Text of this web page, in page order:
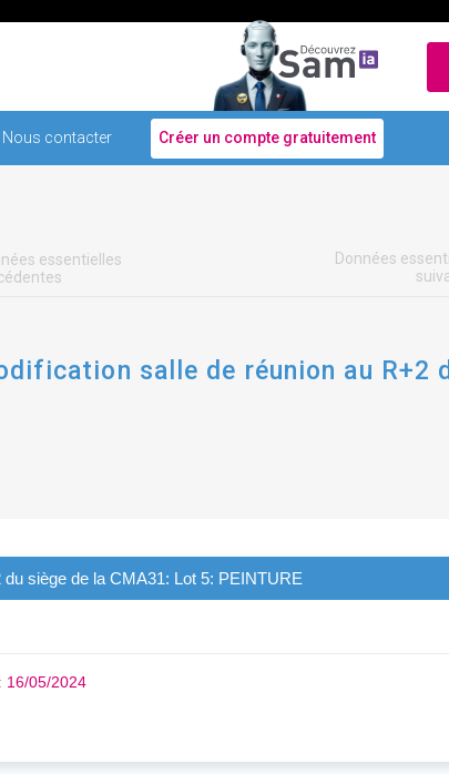
Nous contacter Créer un compte gratuitement
essentielles
Données
salle de réunion au R+2
siège de la CMA31: Lot 5: PEINTURE
16/05/2024